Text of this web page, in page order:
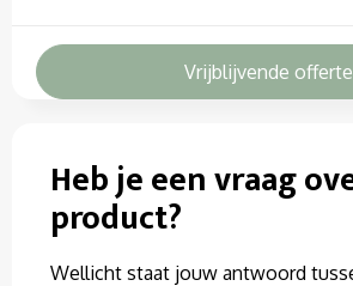
Vrijblijvende offerte
Heb je een vraag
product?
Wellicht staat jouw antwoord